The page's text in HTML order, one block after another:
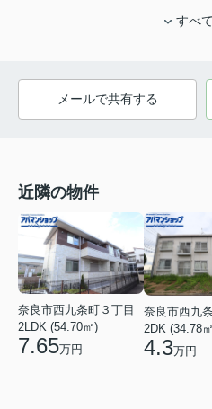
すべ
メールで共有する
近隣の物件
奈良市西九条町３丁目
2LDK (54.70㎡)
7.65万円
奈良市西九
2DK (34.78
4.3万円